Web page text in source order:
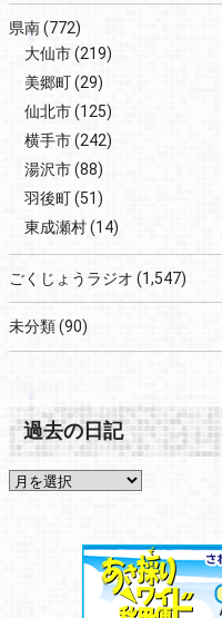
県南(772)
大仙市(219)
美郷町(29)
仙北市(125)
横手市(242)
湯沢市(88)
羽後町(51)
東成瀬村(14)
ごくじょうラジオ (1,547)
未分類(90)
過去の日記